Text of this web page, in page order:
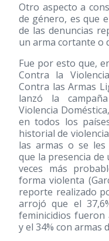
Otro aspecto a
de género, es que
de las denuncias
un arma cortante o
Fue por esto que,
Contra la
Contra las Armas
lanzó la
Violencia
en todos los
historial de
las armas o se les
que la presencia
veces más
forma violenta
reporte realizado
arrojó que el
feminicidios fueron
y el 34% con armas